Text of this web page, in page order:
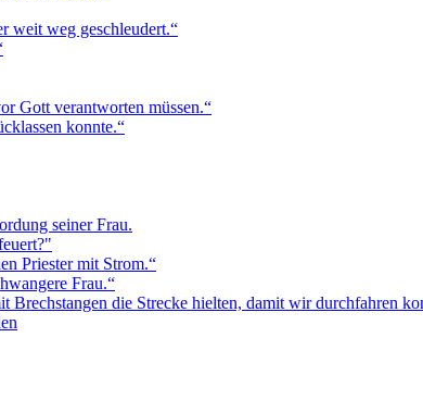
weit weg geschleudert.“
Gott verantworten müssen.“
konnte.“
seiner Frau.
Priester mit Strom.“
Frau.“
Brechstangen die Strecke hielten, damit wir durchfahren